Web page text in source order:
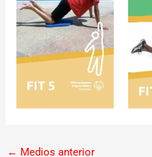
← Medios anterior